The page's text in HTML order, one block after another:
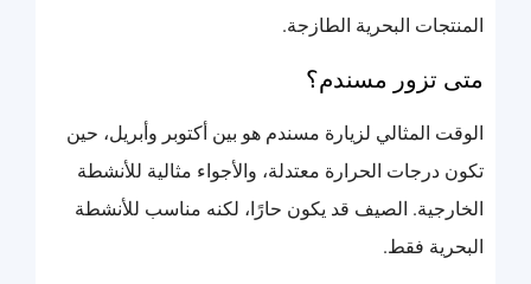
المنتجات البحرية الطازجة.
متى تزور مسندم؟
الوقت المثالي لزيارة مسندم هو بين أكتوبر وأبريل، حين
تكون درجات الحرارة معتدلة، والأجواء مثالية للأنشطة
الخارجية. الصيف قد يكون حارًا، لكنه مناسب للأنشطة
البحرية فقط.